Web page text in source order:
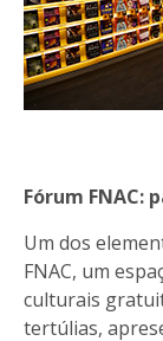
Fórum FNAC:
Um dos
FNAC, um
culturais
tertúlias,